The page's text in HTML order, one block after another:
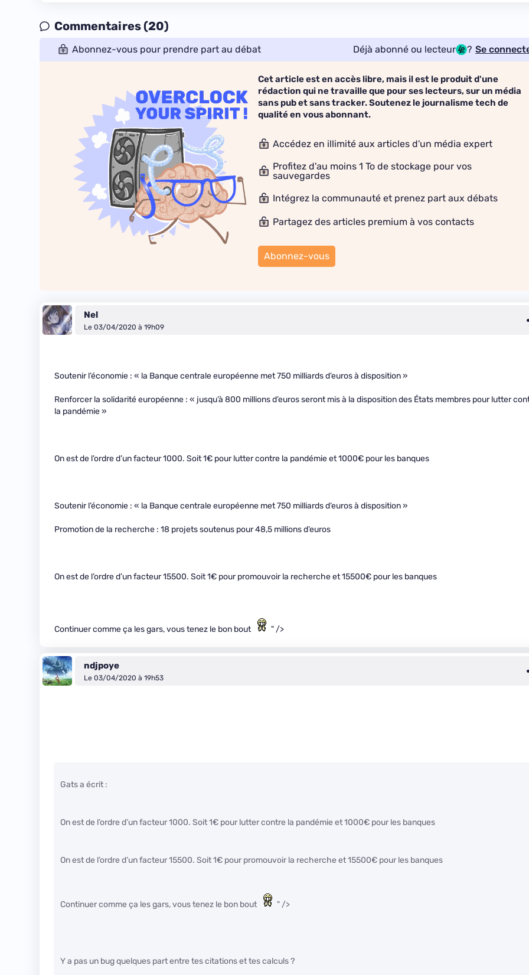
Commentaires (20)
Abonnez-vous pour prendre part au débat Déjà abonné ou lecteur ? Se
Cet article est en accès libre, mais il est le produit d'une
rédaction qui ne travaille que pour ses lecteurs, sur un média
sans pub et sans tracker. Soutenez le journalisme tech de
qualité en vous abonnant.
Accédez en illimité aux articles d'un média expert
Profitez d'au moins 1 To de stockage pour vos
sauvegardes
Intégrez la communauté et prenez part aux débats
Partagez des articles premium à vos contacts
Abonnez-vous
Nel
Le 03/04/2020 à 19h09
Soutenir l’économie : « la Banque centrale européenne met 750 milliards d’euros à disposition »
Renforcer la solidarité européenne : « jusqu’à 800 millions d’euros seront mis à la disposition des États membres pour lutter
la pandémie »
On est de l’ordre d’un facteur 1000. Soit 1€ pour lutter contre la pandémie et 1000€ pour les banques
Soutenir l’économie : « la Banque centrale européenne met 750 milliards d’euros à disposition »
Promotion de la recherche : 18 projets soutenus pour 48,5 millions d’euros
On est de l’ordre d’un facteur 15500. Soit 1€ pour promouvoir la recherche et 15500€ pour les banques
Continuer comme ça les gars, vous tenez le bon bout " />
ndjpoye
Le 03/04/2020 à 19h53
Gats a écrit :
On est de l’ordre d’un facteur 1000. Soit 1€ pour lutter contre la pandémie et 1000€ pour les banques
On est de l’ordre d’un facteur 15500. Soit 1€ pour promouvoir la recherche et 15500€ pour les banques
Continuer comme ça les gars, vous tenez le bon bout " />
Y a pas un bug quelques part entre tes citations et tes calculs ?